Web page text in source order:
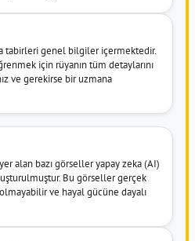
tabirleri genel bilgiler içermektedir.
için rüyanın tüm detaylarını
ve gerekirse bir uzmana
alan bazı görseller yapay zeka (AI)
Bu görseller gerçek
ve hayal gücüne dayalı